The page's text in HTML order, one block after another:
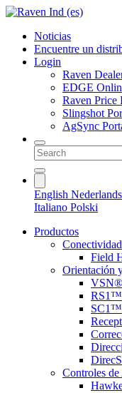
Noticias
Encuentre un
Login
Raven
EDGE
Raven Price
Slingshot
AgSync
English Nederlands
Italiano Polski
Productos
Field
Orientación
VSN®
RS1™
SC1™
Controles